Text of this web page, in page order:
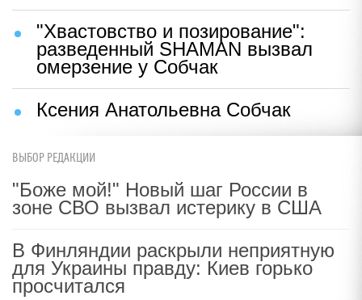
"Хвастовство и позирование":
разведенный SHAMAN вызвал
омерзение у Собчак
Ксения Анатольевна Собчак
ВЫБОР РЕДАКЦИИ
"Боже мой!" Новый шаг России в
зоне СВО вызвал истерику в США
В Финляндии раскрыли неприятную
для Украины правду: Киев горько
просчитался